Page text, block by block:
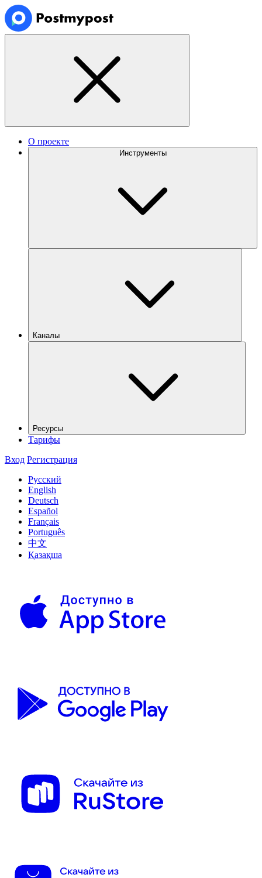
О проекте
Инструменты
Каналы
Ресурсы
Тарифы
Вход Регистрация
Русский
English
Deutsch
Español
Français
Português
中文
Қазақша